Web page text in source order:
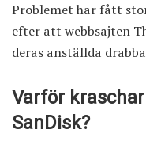
Problemet har fått
efter att webbsajten
deras anställda
Varför
SanDisk?